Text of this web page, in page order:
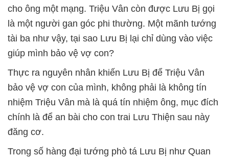
cho ông một mạng. Triệu Vân còn được Lưu Bị gọi
là một người gan góc phi thường. Một mãnh tướng
tài ba như vậy, tại sao Lưu Bị lại chỉ dùng vào việc
giúp mình bảo vệ vợ con?
Thực ra nguyên nhân khiến Lưu Bị để Triệu Vân
bảo vệ vợ con của mình, không phải là không tín
nhiệm Triệu Vân mà là quá tín nhiệm ông, mục đích
chính là để an bài cho con trai Lưu Thiện sau này
đăng cơ.
Trong số hàng đại tướng phò tá Lưu Bị như Quan